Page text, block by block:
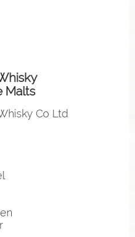
Malts
Co Ltd